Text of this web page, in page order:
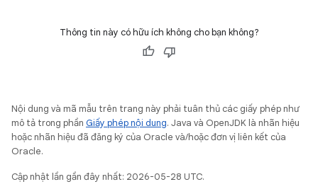
Thông tin này có hữu ích không cho bạn không?
Nội dung và mã mẫu trên trang này phải tuân thủ các giấy phép như
mô tả trong phần Giấy phép nội dung. Java và OpenJDK là nhãn hiệu
hoặc nhãn hiệu đã đăng ký của Oracle và/hoặc đơn vị liên kết của
Oracle.
Cập nhật lần gần đây nhất: 2026-05-28 UTC.